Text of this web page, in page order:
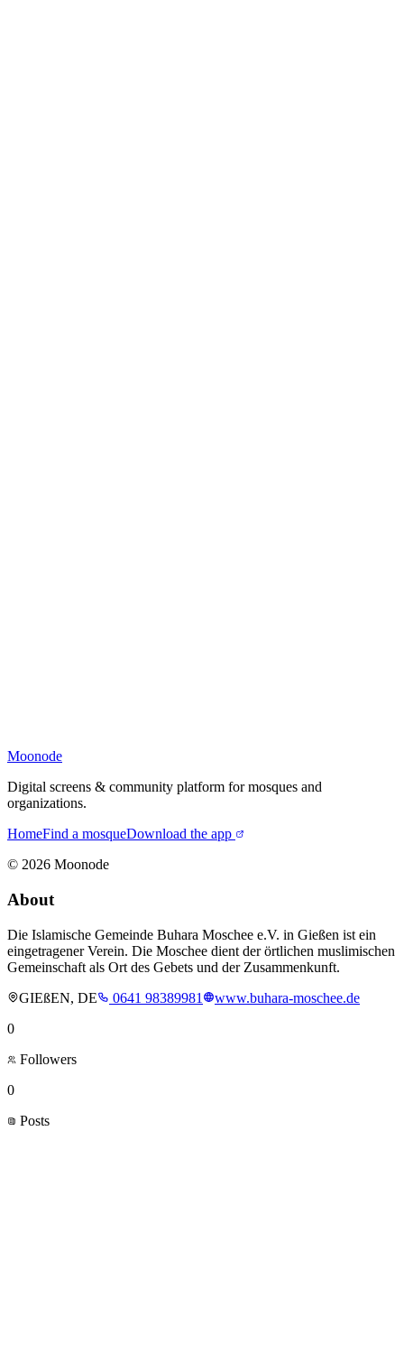
Moonode
Digital screens & community platform for mosques and
organizations.
HomeFind a mosqueDownload the app
© 2026 Moonode
About
Die Islamische Gemeinde Buhara Moschee e.V. in Gießen ist ein
eingetragener Verein. Die Moschee dient der örtlichen muslimischen
Gemeinschaft als Ort des Gebets und der Zusammenkunft.
GIEßEN, DE
0641 98389981
www.buhara-moschee.de
0
Followers
0
Posts